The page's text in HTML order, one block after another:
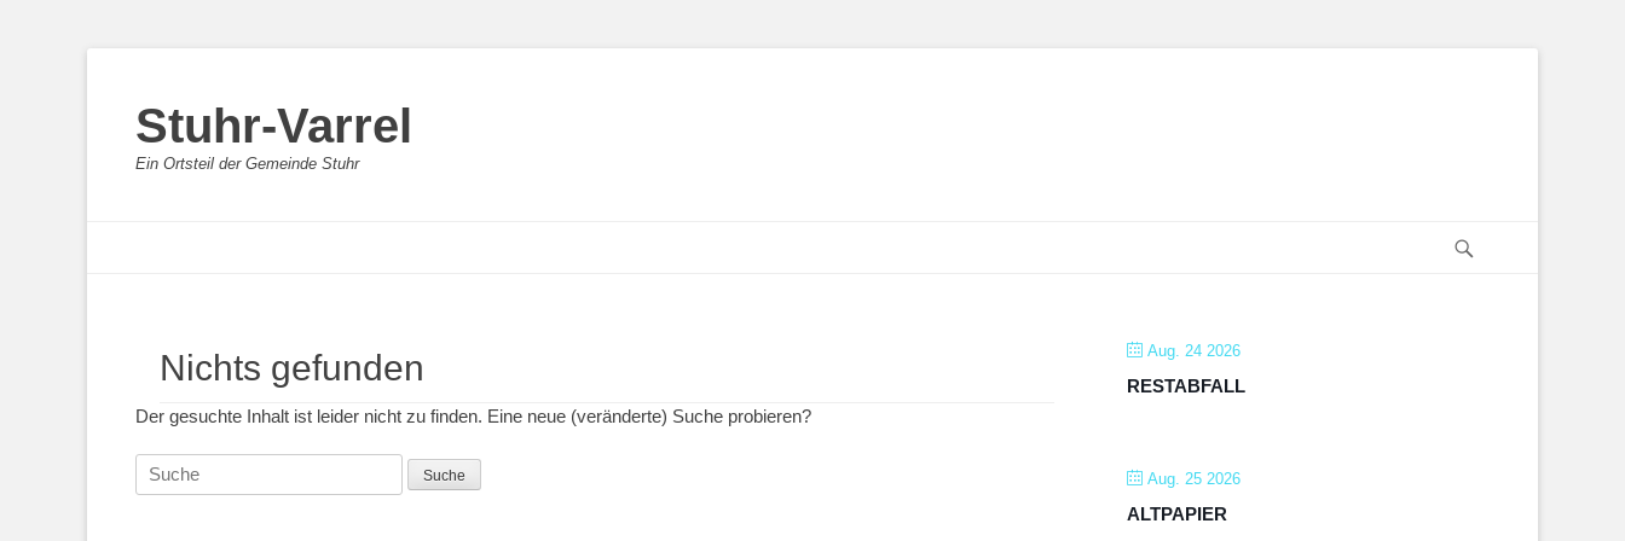
Stuhr-Varrel
Ein Ortsteil der Gemeinde Stuhr
Nichts gefunden
Der gesuchte Inhalt ist leider nicht zu finden. Eine neue (veränderte) Suche probieren?
Suche
nach:
Aug. 24 2026
RESTABFALL
Aug. 25 2026
ALTPAPIER